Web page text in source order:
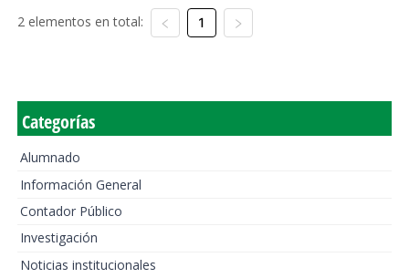
2 elementos en total: 1
Categorías
Alumnado
Información General
Contador Público
Investigación
Noticias institucionales